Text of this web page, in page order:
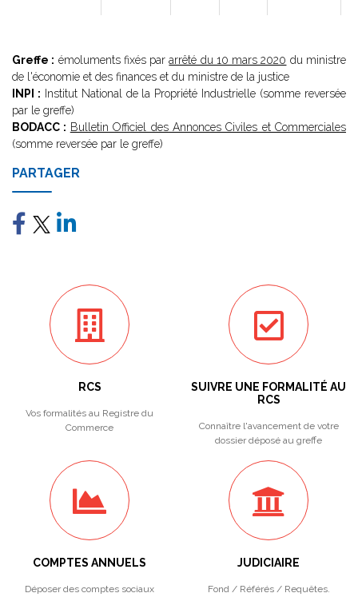
Greffe : émoluments fixés pararrêté du 10 mars 2020 du ministre
de l'économie et des finances et du ministre de la justice
INPI : Institut National de la Propriété Industrielle (somme reversée
par le greffe)
BODACC : Bulletin Officiel des Annonces Civiles et Commerciales
(somme reversée par le greffe)
PARTAGER
RCS
Vos formalités au Registre du
Commerce
SUIVRE UNE FORMALITÉ AU
RCS
Connaître l'avancement de votre
dossier déposé au greffe
COMPTES ANNUELS
Déposer des comptes sociaux
JUDICIAIRE
Fond / Référés / Requêtes.